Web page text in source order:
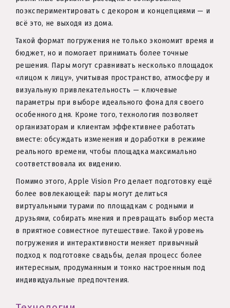
поэкспериментировать с декором и концепциями — и
всё это, не выходя из дома.
Такой формат погружения не только экономит время и
бюджет, но и помогает принимать более точные
решения. Пары могут сравнивать несколько площадок
«лицом к лицу», учитывая пространство, атмосферу и
визуальную привлекательность — ключевые
параметры при выборе идеального фона для своего
особенного дня. Кроме того, технология позволяет
организаторам и клиентам эффективнее работать
вместе: обсуждать изменения и доработки в режиме
реального времени, чтобы площадка максимально
соответствовала их видению.
Помимо этого, Apple Vision Pro делает подготовку ещё
более вовлекающей: пары могут делиться
виртуальными турами по площадкам с родными и
друзьями, собирать мнения и превращать выбор места
в приятное совместное путешествие. Такой уровень
погружения и интерактивности меняет привычный
подход к подготовке свадьбы, делая процесс более
интересным, продуманным и тонко настроенным под
индивидуальные предпочтения.